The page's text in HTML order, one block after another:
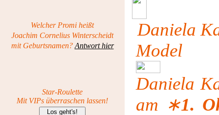
Welcher Promi heißt
Joachim Cornelius Winterscheidt
mit Geburtsnamen? Antwort hier
Star-Roulette
Mit VIPs überraschen lassen!
Daniela
Model
Daniela
am ∗1.